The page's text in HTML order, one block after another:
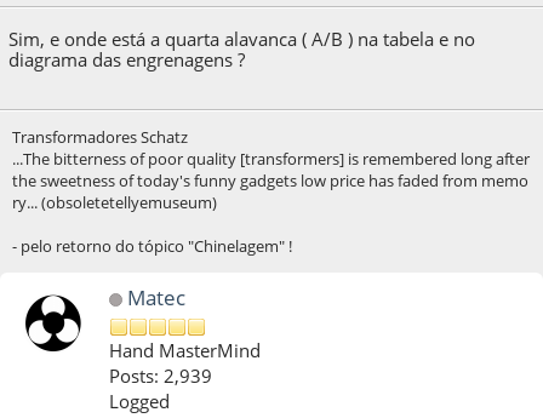
Sim, e onde está a quarta alavanca ( A/B ) na tabela e no
diagrama das engrenagens ?
Transformadores Schatz
...The bitterness of poor quality [transformers] is remembered long after
the sweetness of today's funny gadgets low price has faded from memo
ry... (obsoletetellyemuseum)
- pelo retorno do tópico "Chinelagem" !
Matec
Hand MasterMind
Posts: 2,939
Logged